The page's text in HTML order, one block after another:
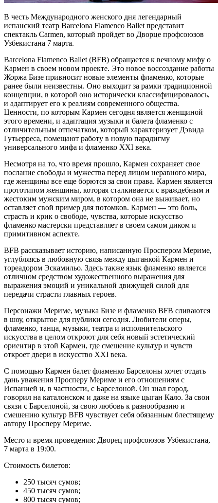
В честь Международного женского дня легендарный
испанский театр Barcelona Flamenco Ballet представит
спектакль Carmen, который пройдет во Дворце профсоюзов
Узбекистана 7 марта.
Barcelona Flamenco Ballet (BFB) обращается к вечному мифу о
Кармен в своем новом проекте. Это новое воссоздание работы
Жоржа Бизе привносит новые элементы фламенко, которые
ранее были неизвестны. Оно выходит за рамки традиционной
концепции, в которой оно исторически классифицировалось,
и адаптирует его к реалиям современного общества.
Ценности, по которым Кармен сегодня является женщиной
этого времени, и адаптация музыки и балета фламенко с
отличительным отпечатком, который характеризует Дэвида
Гутьерреса, помещают работу в новую парадигму
универсального мифа и фламенко XXI века.
Несмотря на то, что время прошло, Кармен сохраняет свое
послание свободы и мужества перед лицом неравного мира,
где женщины все еще борются за свои права. Кармен является
прототипом женщины, которая сталкивается с враждебным и
жестоким мужским миром, в котором она не выживает, но
оставляет свой пример для потомков. Кармен — это боль,
страсть и крик о свободе, чувства, которые искусство
фламенко мастерски представляет в своем самом диком и
примитивном аспекте.
BFB рассказывает историю, написанную Проспером Мериме,
углубляясь в любовную связь между цыганкой Кармен и
тореадором Эскамильо. Здесь также язык фламенко является
отличном средством художественного выражения для
выражения эмоций и уникальной движущей силой для
передачи страсти главных героев.
Персонажи Мериме, музыка Бизе и фламенко BFB сливаются
в шоу, открытое для публики сегодня. Любители оперы,
фламенко, танца, музыки, театра и исполнительского
искусства в целом откроют для себя новый эстетический
ориентир в этой Кармен, где смешение культур и чувств
откроет двери в искусство ХХI века.
С помощью Кармен балет фламенко Барселоны хочет отдать
дань уважения Просперу Мериме и его отношениям с
Испанией и, в частности, с Барселоной. Он знал город,
говорил на каталонском и даже на языке цыган Кало. За свои
связи с Барселоной, за свою любовь к разнообразию и
смешению культур BFB чувствует себя обязанным блестящему
автору Просперу Мериме.
Место и время проведения: Дворец профсоюзов Узбекистана,
7 марта в 19:00.
Стоимость билетов:
250 тысяч сумов;
450 тысяч сумов;
800 тысяч сумов;